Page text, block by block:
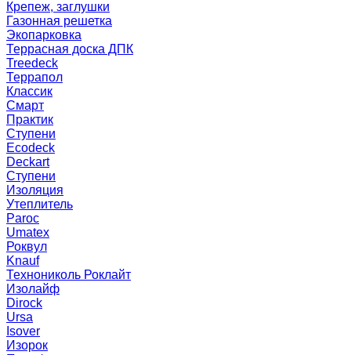
Крепеж, заглушки
Газонная решетка
Экопарковка
Террасная доска ДПК
Treedeck
Террапол
Классик
Смарт
Практик
Ступени
Ecodeck
Deckart
Ступени
Изоляция
Утеплитель
Paroc
Umatex
Роквул
Knauf
Технониколь Роклайт
Изолайф
Dirock
Ursa
Isover
Изорок